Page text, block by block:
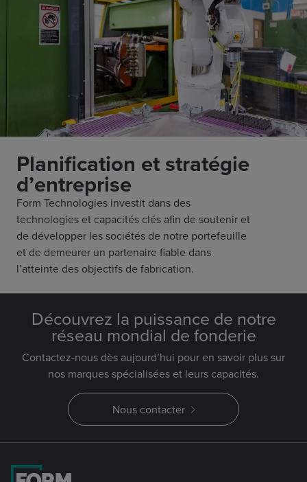
Planification et stratégie
d’entreprise
Form Technologies investit dans des
technologies et capacités clés afin de soutenir et
de développer les sociétés de notre portefeuille
et de demeurer un partenaire fiable dans
l’atteinte des objectifs de fabrication.
Découvrez la puissance de notre
réseau mondial de fonderie
Contactez-nous dès aujourd’hui pour en savoir plus sur
nos marques spécialisées et leurs capacités.
Nous contacter